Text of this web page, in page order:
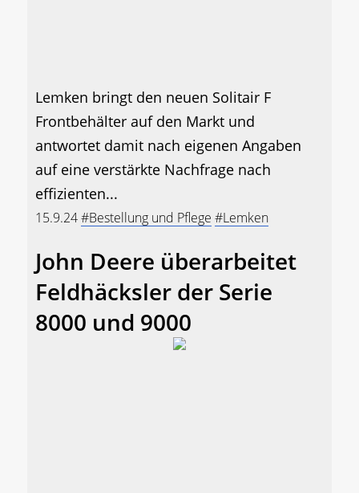
Lemken bringt den neuen Solitair F
Frontbehälter auf den Markt und
antwortet damit nach eigenen Angaben
auf eine verstärkte Nachfrage nach
effizienten...
15.9.24#Bestellung und Pflege #Lemken
John Deere überarbeitet
Feldhäcksler der Serie
8000 und 9000